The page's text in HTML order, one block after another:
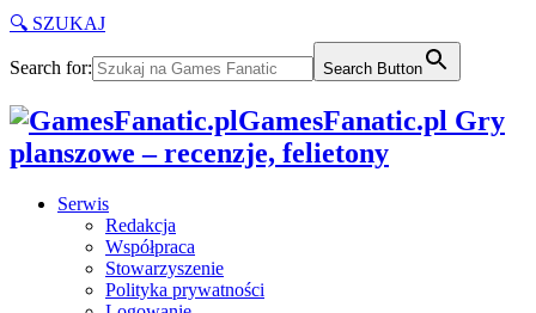
🔍 SZUKAJ
Search for: Search Button
GamesFanatic.pl Gry
planszowe – recenzje, felietony
Serwis
Redakcja
Współpraca
Stowarzyszenie
Polityka prywatności